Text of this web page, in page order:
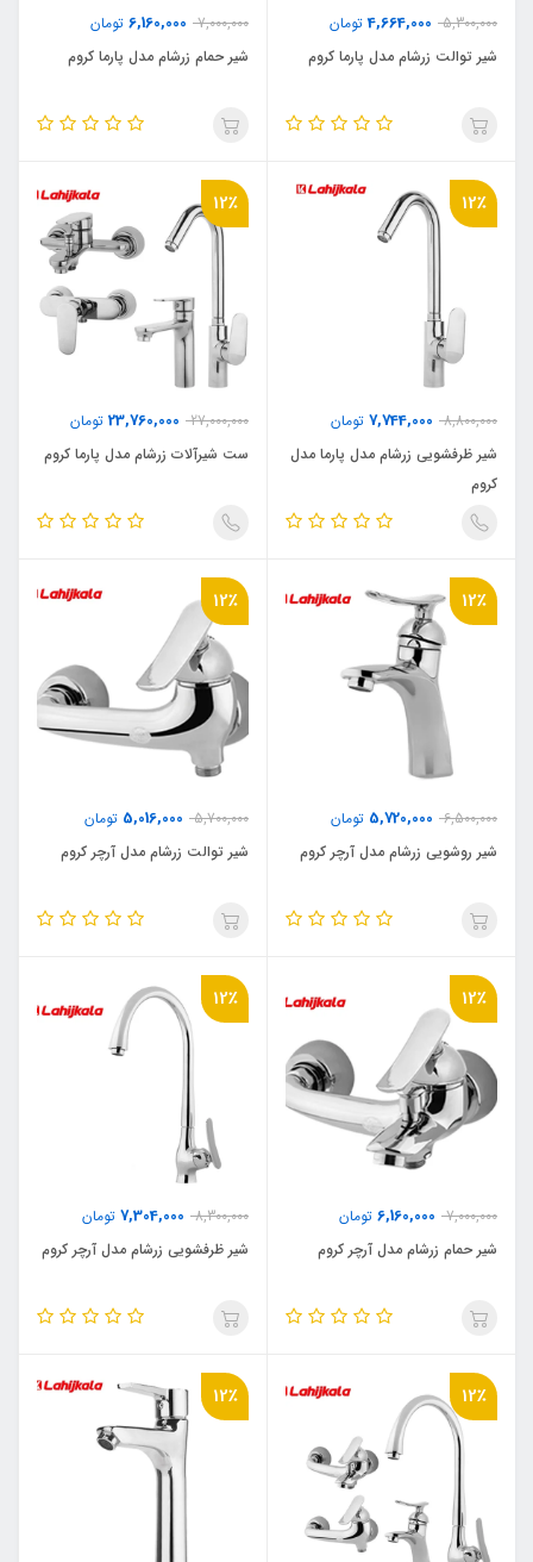
5,300,000
4,664,000تومان
شیر توالت زرشام مدل پارما کروم
7,000,000
6,160,000 تومان
شیر حمام زرشام مدل پارما کروم
12٪
8,800,000
7,744,000 تومان
شیر ظرفشویی زرشام مدل پارما مدل
کروم
12٪
27,000,000
23,760,000 تومان
ست شیرآلات زرشام مدل پارما کروم
12٪
6,500,000
5,720,000 تومان
شیر روشویی زرشام مدل آرچر کروم
12٪
5,700,000
5,016,000 تومان
شیر توالت زرشام مدل آرچر کروم
12٪
7,000,000
6,160,000 تومان
شیر حمام زرشام مدل آرچر کروم
12٪
8,300,000
7,304,000 تومان
شیر ظرفشویی زرشام مدل آرچر کروم
12٪ 12٪